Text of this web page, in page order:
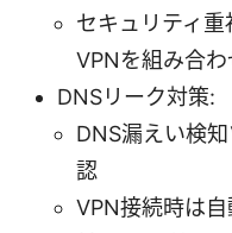
セキュリティ
VPNを組み合わ
DNSリーク対策:
DNS漏えい検
認
VPN接続時は